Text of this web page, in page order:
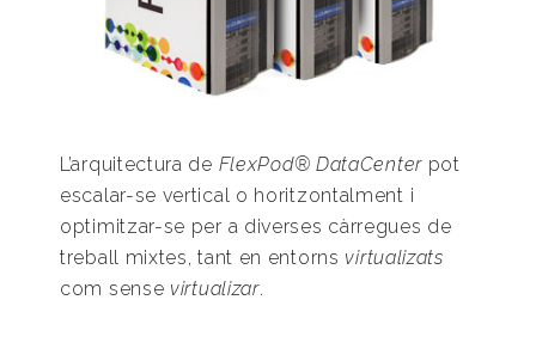
L’arquitectura de FlexPod® DataCenterpot
escalar-se vertical o horitzontalment i
optimitzar-se per a diverses càrregues de
treball mixtes, tant en entorns virtualizats
com sense virtualizar.